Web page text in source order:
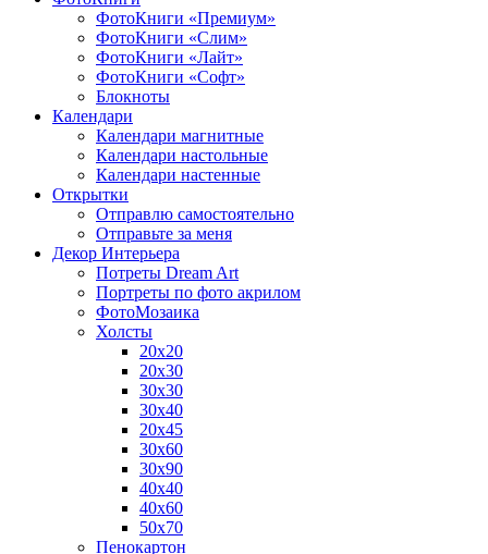
ФотоКниги «Премиум»
ФотоКниги «Слим»
ФотоКниги «Лайт»
ФотоКниги «Софт»
Блокноты
Календари
Календари магнитные
Календари настольные
Календари настенные
Открытки
Отправлю самостоятельно
Отправьте за меня
Декор Интерьера
Потреты Dream Art
Портреты по фото акрилом
ФотоМозаика
Холсты
20х20
20х30
30х30
30х40
20х45
30х60
30х90
40х40
40х60
50х70
Пенокартон